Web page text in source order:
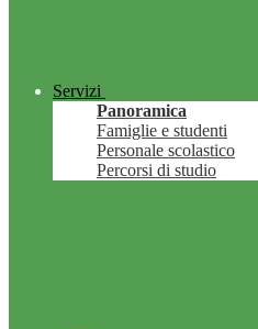
Servizi
Panoramica
Famiglie e studenti
Personale scolastico
Percorsi di studio